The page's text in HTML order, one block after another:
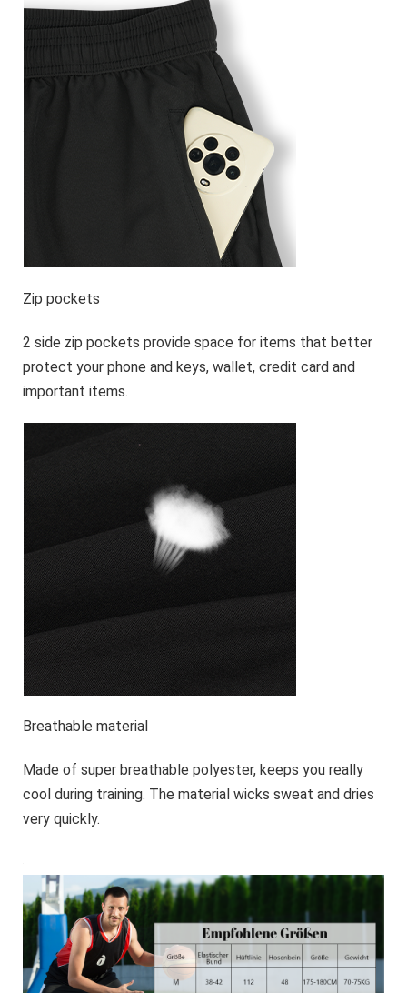
Zip pockets
2 side zip pockets provide space for items that better
protect your phone and keys, wallet, credit card and
important items.
Breathable material
Made of super breathable polyester, keeps you really
cool during training. The material wicks sweat and dries
very quickly.